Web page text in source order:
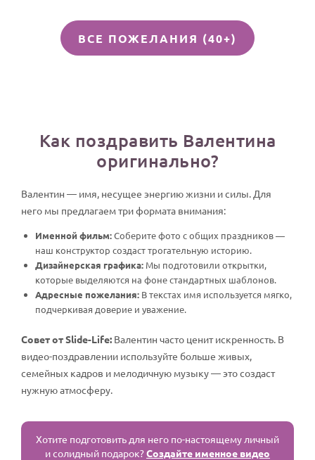
ВСЕ ПОЖЕЛАНИЯ (40+)
Как поздравить Валентина
оригинально?
Валентин — имя, несущее энергию жизни и силы. Для
него мы предлагаем три формата внимания:
Именной фильм:Соберите фото с общих праздников —
наш конструктор создаст трогательную историю.
Дизайнерская графика: Мы подготовили открытки,
которые выделяются на фоне стандартных шаблонов.
Адресные пожелания: В текстах имя используется мягко,
подчеркивая доверие и уважение.
Совет от Slide-Life: Валентин часто ценит искренность. В
видео-поздравлении используйте больше живых,
семейных кадров и мелодичную музыку — это создаст
нужную атмосферу.
Хотите подготовить для него по-настоящему личный
и солидный подарок?Создайте именное видео